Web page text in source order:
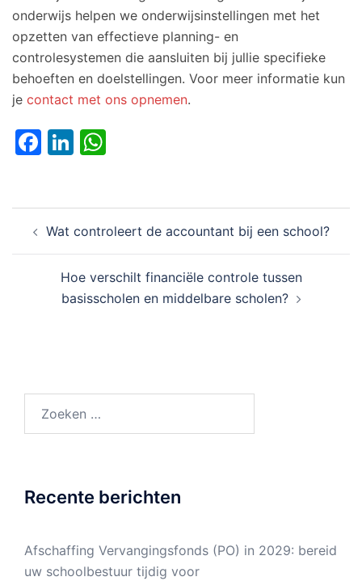
onderwijs helpen we onderwijsinstellingen met het
opzetten van effectieve planning- en
controlesystemen die aansluiten bij jullie specifieke
behoeften en doelstellingen. Voor meer informatie kun
je contact met ons opnemen.
Facebook
LinkedIn
navigatie
Wat controleert de accountant bij een school?
Hoe verschilt financiële controle tussen
basisscholen en middelbare scholen?
Recente berichten
Afschaffing Vervangingsfonds (PO) in 2029: bereid
uw schoolbestuur tijdig voor